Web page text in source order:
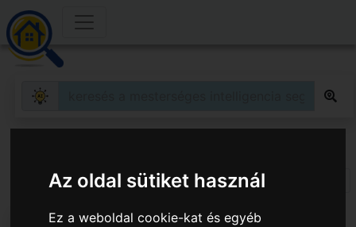
Az oldal sütiket használ
Ez a weboldal cookie-kat és egyéb
találat.